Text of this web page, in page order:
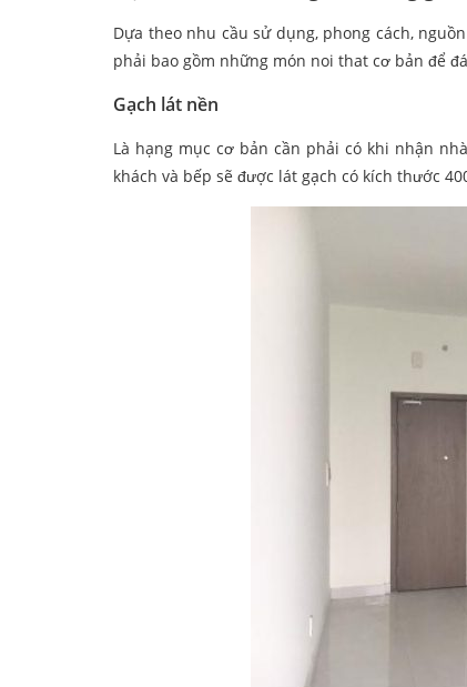
Dựa theo nhu cầu sử dụng, phong cách,
phải bao gồm những món noi that cơ bản để
Gạch lát nền
Là hạng mục cơ bản cần phải có khi nhận
khách và bếp sẽ được lát gạch có kích thước